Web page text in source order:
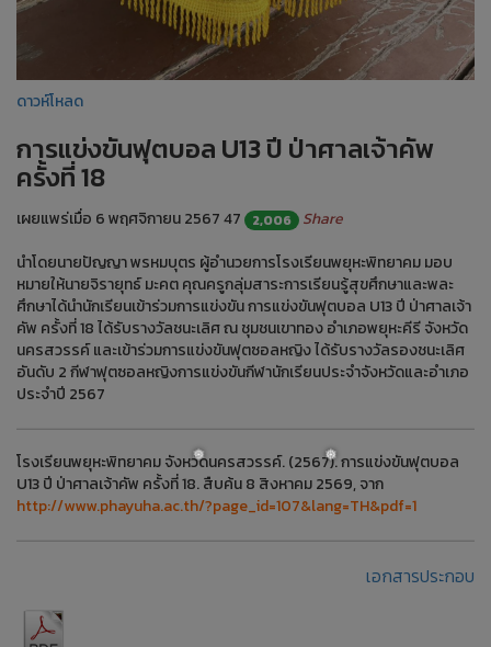
ดาวห์โหลด
การแข่งขันฟุตบอล U13 ปี ป่าศาลเจ้าคัพ
ครั้งที่ 18
เผยแพร่เมื่อ 6 พฤศจิกายน 256747 2,006
Share
นำโดยนายปัญญา พรหมบุตร ผู้อำนวยการโรงเรียนพยุหะพิทยาคม มอบ
หมายให้นายจิรายุทธ์ มะคต คุณครูกลุ่มสาระการเรียนรู้สุขศึกษาและพละ
ศึกษาได้นำนักเรียนเข้าร่วมการแข่งขัน การแข่งขันฟุตบอล U13 ปี ป่าศาลเจ้า
คัพ ครั้งที่ 18 ได้รับรางวัลชนะเลิศ ณ ชุมชนเขาทอง อำเภอพยุหะคีรี จังหวัด
นครสวรรค์ และเข้าร่วมการแข่งขันฟุตซอลหญิง ได้รับรางวัลรองชนะเลิศ
อันดับ 2 กีฬาฟุตซอลหญิงการแข่งขันกีฬานักเรียนประจำจังหวัดและอำเภอ
ประจำปี 2567
โรงเรียนพยุหะพิทยาคม จังหวัดนครสวรรค์. (2567). การแข่งขันฟุตบอล
U13 ปี ป่าศาลเจ้าคัพ ครั้งที่ 18. สืบค้น 8 สิงหาคม 2569, จาก
http://www.phayuha.ac.th/?page_id=107&lang=TH&pdf=1
เอกสารประกอบ